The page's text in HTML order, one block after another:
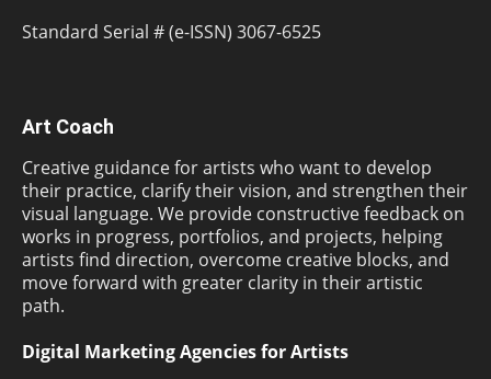
Standard Serial # (e-ISSN) 3067-6525
Art Coach
Creative guidance for artists who want to develop
their practice, clarify their vision, and strengthen their
visual language. We provide constructive feedback on
works in progress, portfolios, and projects, helping
artists find direction, overcome creative blocks, and
move forward with greater clarity in their artistic
path.
Digital Marketing Agencies for Artists